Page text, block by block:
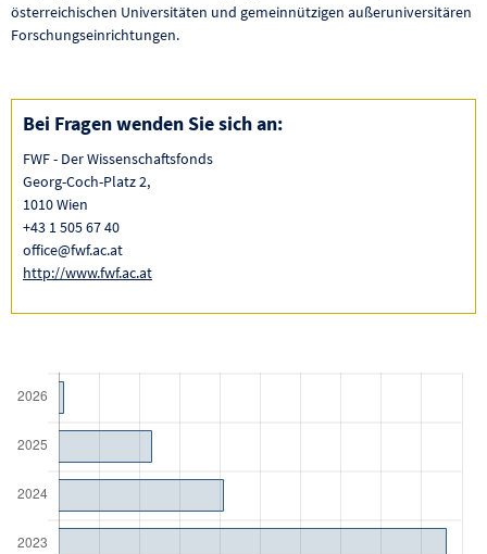
österreichischen Universitäten und gemeinnützigen außeruniversitären
Forschungseinrichtungen.
Bei Fragen wenden Sie sich an:
FWF - Der Wissenschaftsfonds
Georg-Coch-Platz 2,
1010 Wien
+43 1 505 67 40
office@fwf.ac.at
http://www.fwf.ac.at